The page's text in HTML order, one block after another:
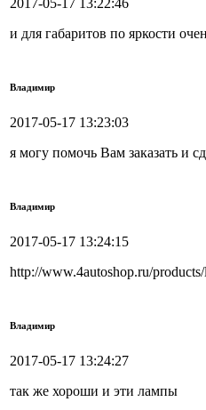
2017-05-17 13:22:46
и для габаритов по яркости
Владимир
2017-05-17 13:23:03
я могу помочь Вам заказать и
Владимир
2017-05-17 13:24:15
http://www.4autoshop.ru/
Владимир
2017-05-17 13:24:27
так же хороши и эти лампы